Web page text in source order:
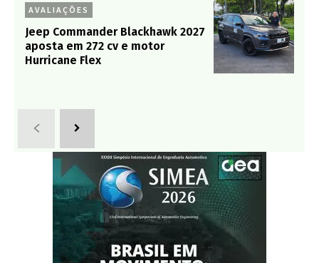
AVALIAÇÕES
Jeep Commander Blackhawk 2027
aposta em 272 cv e motor
Hurricane Flex